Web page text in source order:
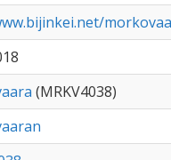
(MRKV4038)